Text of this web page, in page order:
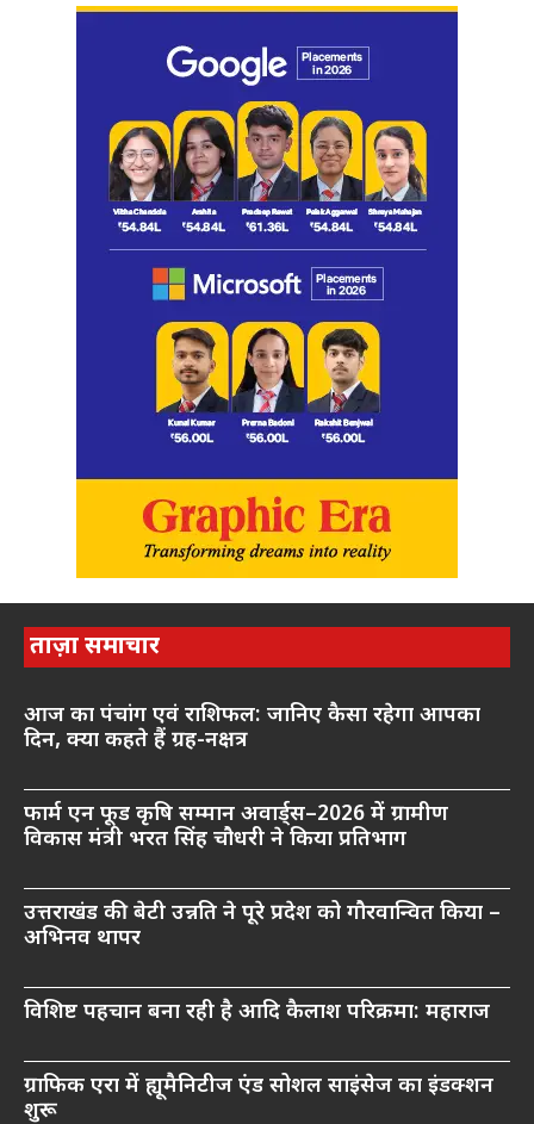
ताज़ा समाचार
आज का पंचांग एवं राशिफल: जानिए कैसा रहेगा आपका
दिन, क्या कहते हैं ग्रह-नक्षत्र
फार्म एन फूड कृषि सम्मान अवार्ड्स–2026 में ग्रामीण
विकास मंत्री भरत सिंह चौधरी ने किया प्रतिभाग
उत्तराखंड की बेटी उन्नति ने पूरे प्रदेश को गौरवान्वित किया –
अभिनव थापर
विशिष्ट पहचान बना रही है आदि कैलाश परिक्रमा: महाराज
ग्राफिक एरा में ह्यूमैनिटीज एंड सोशल साइंसेज का इंडक्शन
शुरू